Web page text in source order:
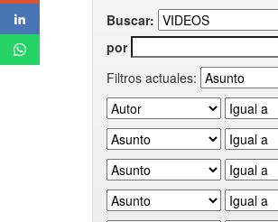
Buscar:
por
Filtros actuales: